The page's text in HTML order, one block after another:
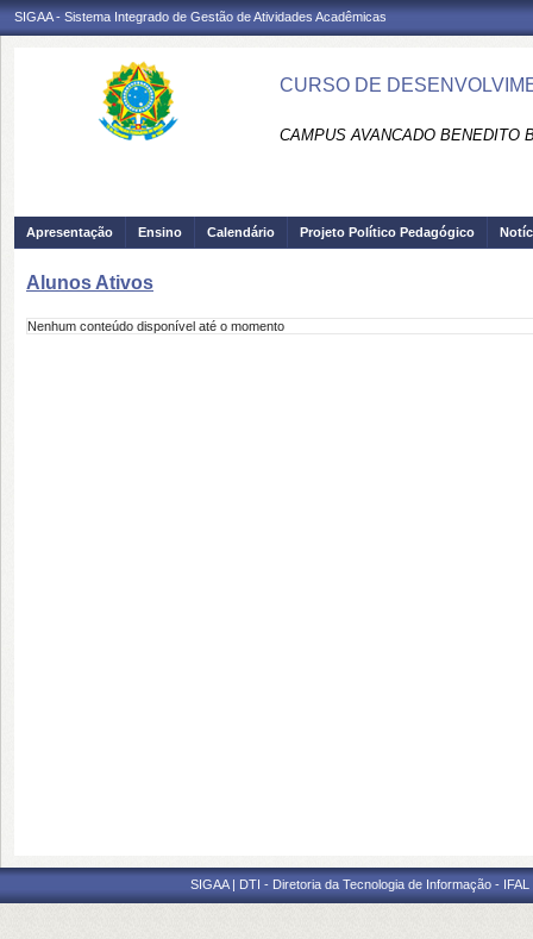
SIGAA - Sistema Integrado de Gestão de Atividades Acadêmicas
CURSO DE
CAMPUS AVANCADO BENEDITO
Apresentação Ensino Calendário Projeto Político Pedagógico
Alunos Ativos
Nenhum conteúdo disponível até o momento
SIGAA | DTI - Diretoria da Tecnologia de Informação -